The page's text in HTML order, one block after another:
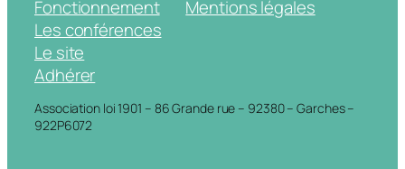
Fonctionnement
Les conférences
Le site
Adhérer
Mentions légales
Association loi 1901 – 86 Grande rue – 92380 – Garches –
922P6072